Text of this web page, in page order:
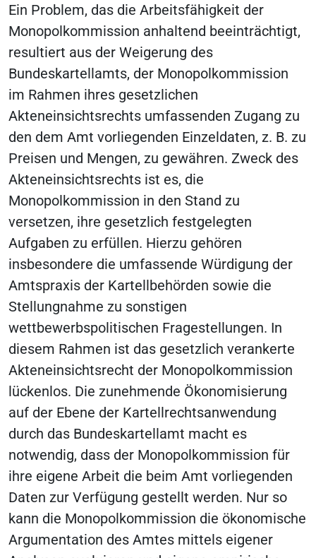
Ein Problem, das die Arbeitsfähigkeit der
Monopolkommission anhaltend beeinträchtigt,
resultiert aus der Weigerung des
Bundeskartellamts, der Monopolkommission
im Rahmen ihres gesetzlichen
Akteneinsichtsrechts umfassenden Zugang zu
den dem Amt vorliegenden Einzeldaten, z. B. zu
Preisen und Mengen, zu gewähren. Zweck des
Akteneinsichtsrechts ist es, die
Monopolkommission in den Stand zu
versetzen, ihre gesetzlich festgelegten
Aufgaben zu erfüllen. Hierzu gehören
insbesondere die umfassende Würdigung der
Amtspraxis der Kartellbehörden sowie die
Stellungnahme zu sonstigen
wettbewerbspolitischen Fragestellungen. In
diesem Rahmen ist das gesetzlich verankerte
Akteneinsichtsrecht der Monopolkommission
lückenlos. Die zunehmende Ökonomisierung
auf der Ebene der Kartellrechtsanwendung
durch das Bundeskartellamt macht es
notwendig, dass der Monopolkommission für
ihre eigene Arbeit die beim Amt vorliegenden
Daten zur Verfügung gestellt werden. Nur so
kann die Monopolkommission die ökonomische
Argumentation des Amtes mittels eigener